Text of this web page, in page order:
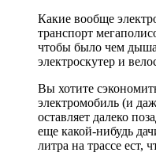
Какие вообще
транспорт
чтобы было чем
электроскутер и
Вы хотите
электромобиль (и
оставляет далеко
еще какой-нибудь
литра на трассе ест,